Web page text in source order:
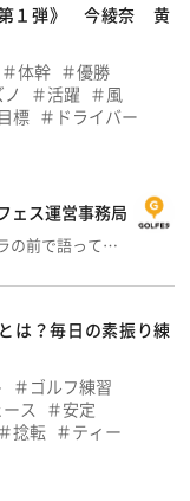
第１弾》 今綾奈 黄
体幹
優勝
活躍
風
目標
ドライバー
ェス運営事務局
の前で語って…
は？毎日の素振り練
ゴルフ練習
ス
安定
捻転
ティー